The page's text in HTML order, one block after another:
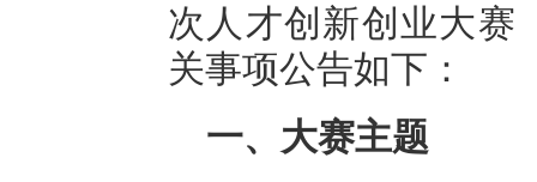
次人才创新创业大赛
关事项公告如下：
一、大赛主题